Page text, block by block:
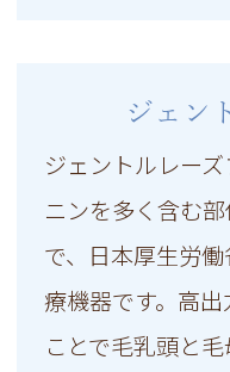
ジェン
ジェントルレー
ニンを多く含む
で、日本厚生労
療機器です。高
ことで毛乳頭と